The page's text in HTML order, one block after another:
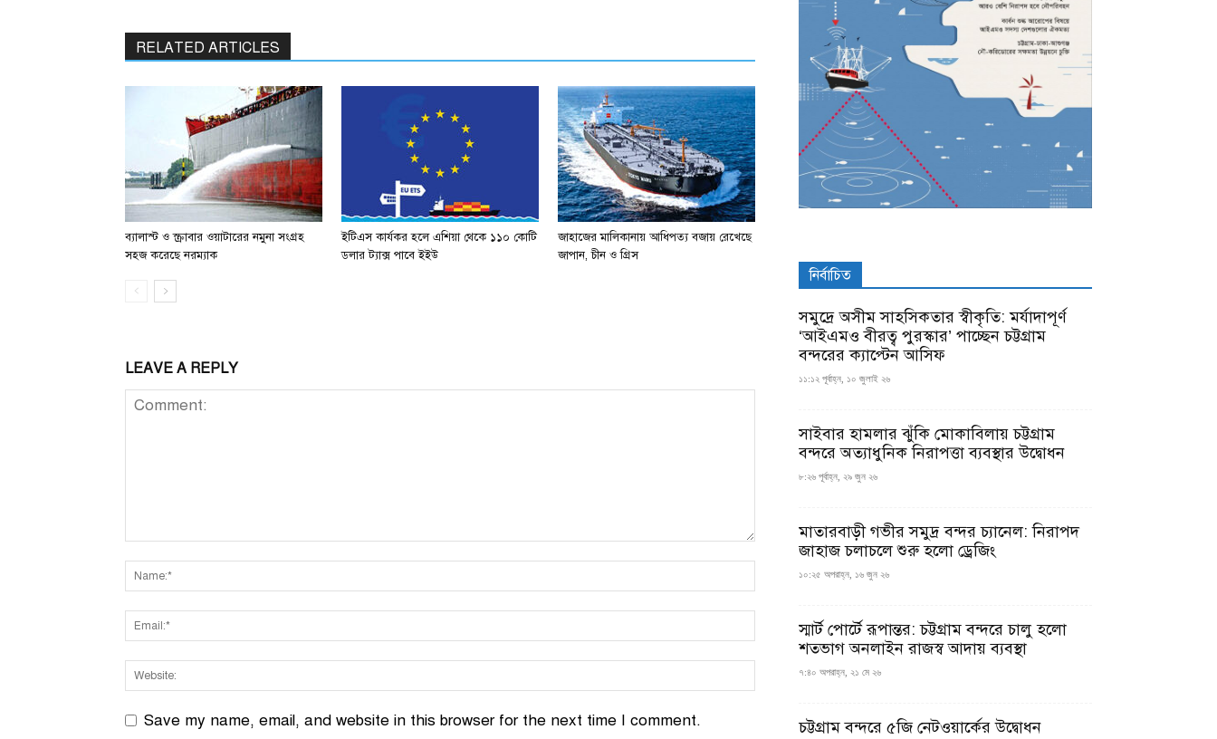
RELATED ARTICLES
ব্যালাস্ট ও স্ক্রাবার ওয়াটারের নমুনা সংগ্রহ
সহজ করেছে নরম্যাক
ইটিএস কার্যকর হলে এশিয়া থেকে ১১০ কোটি
ডলার ট্যাক্স পাবে ইইউ
জাহাজের মালিকানায় আধিপত্য বজায় রেখেছে
জাপান, চীন ও গ্রিস
LEAVE A REPLY
Save my name, email, and website in this browser for the next time I comment.
নির্বাচিত
সমুদ্রে অসীম সাহসিকতার স্বীকৃতি: মর্যাদাপূর্ণ
‘আইএমও বীরত্ব পুরস্কার’ পাচ্ছেন চট্টগ্রাম
বন্দরের ক্যাপ্টেন আসিফ
১১:১২ পূর্বাহ্ন, ১০ জুলাই ২৬
সাইবার হামলার ঝুঁকি মোকাবিলায় চট্টগ্রাম
বন্দরে অত্যাধুনিক নিরাপত্তা ব্যবস্থার উদ্বোধন
৮:২৬ পূর্বাহ্ন, ২৯ জুন ২৬
মাতারবাড়ী গভীর সমুদ্র বন্দর চ্যানেল: নিরাপদ
জাহাজ চলাচলে শুরু হলো ড্রেজিং
১০:২৫ অপরাহ্ন, ১৬ জুন ২৬
স্মার্ট পোর্টে রূপান্তর: চট্টগ্রাম বন্দরে চালু হলো
শতভাগ অনলাইন রাজস্ব আদায় ব্যবস্থা
৭:৪০ অপরাহ্ন, ২১ মে ২৬
চট্টগ্রাম বন্দরে ৫জি নেটওয়ার্কের উদ্বোধন